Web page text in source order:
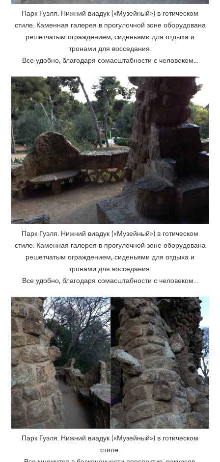
Парк Гуэля. Нижний виадук («Музейный») в готическом
стиле. Каменная галерея в прогулочной зоне оборудована
решетчатым ограждением, сиденьями для отдыха и
тронами для восседания.
Все удобно, благодаря сомасштабности с человеком…
Парк Гуэля. Нижний виадук («Музейный») в готическом
стиле. Каменная галерея в прогулочной зоне оборудована
решетчатым ограждением, сиденьями для отдыха и
тронами для восседания.
Все удобно, благодаря сомасштабности с человеком…
Парк Гуэля. Нижний виадук («Музейный») в готическом
стиле.